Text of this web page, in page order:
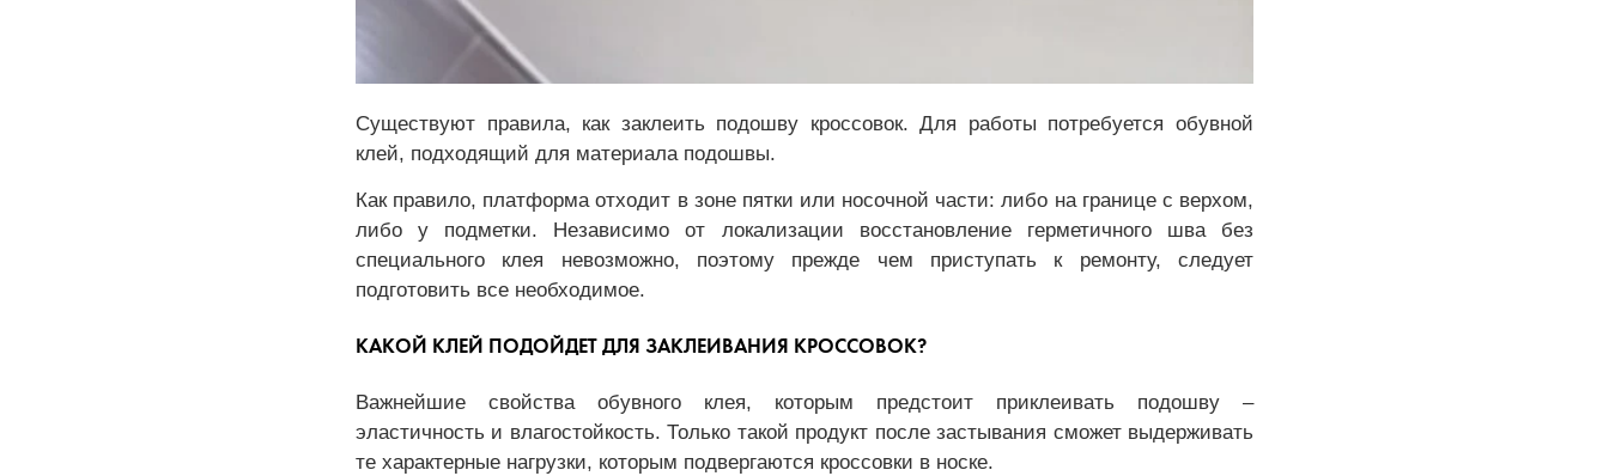
Существуют правила, как заклеить подошву кроссовок. Для работы потребуется обувной
клей, подходящий для материала подошвы.
Как правило, платформа отходит в зоне пятки или носочной части: либо на границе с верхом,
либо у подметки. Независимо от локализации восстановление герметичного шва без
специального клея невозможно, поэтому прежде чем приступать к ремонту, следует
подготовить все необходимое.
КАКОЙ КЛЕЙ ПОДОЙДЕТ ДЛЯ ЗАКЛЕИВАНИЯ КРОССОВОК?
Важнейшие свойства обувного клея, которым предстоит приклеивать подошву –
эластичность и влагостойкость. Только такой продукт после застывания сможет выдерживать
те характерные нагрузки, которым подвергаются кроссовки в носке.